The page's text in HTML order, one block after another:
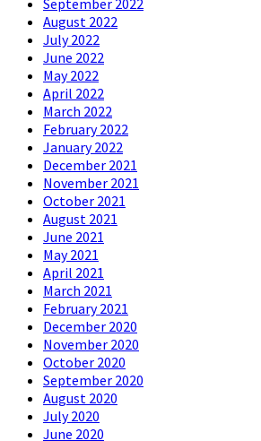
September 2022
August 2022
July 2022
June 2022
May 2022
April 2022
March 2022
February 2022
January 2022
December 2021
November 2021
October 2021
August 2021
June 2021
May 2021
April 2021
March 2021
February 2021
December 2020
November 2020
October 2020
September 2020
August 2020
July 2020
June 2020